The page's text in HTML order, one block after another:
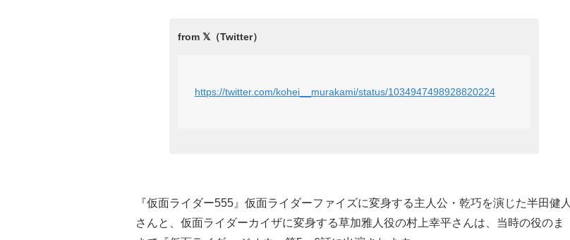
https://twitter.com/kohei__murakami/status/1034947498928820224
『仮面ライダー555』仮面ライダーファイズに変身する主人公・乾巧を演じた半田健人
さんと、仮面ライダーカイザに変身する草加雅人役の村上幸平さんは、当時の役のま